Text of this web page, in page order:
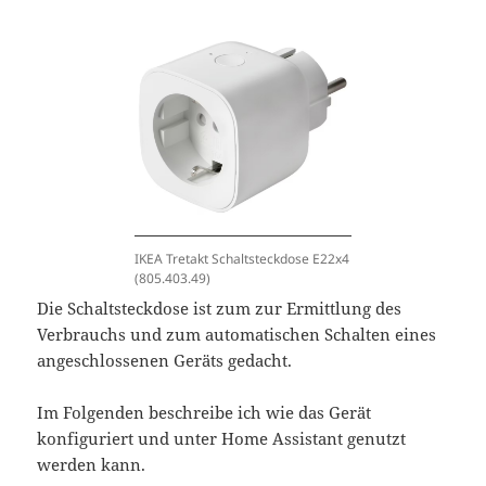
IKEA Tretakt Schaltsteckdose E22x4
(805.403.49)
Die Schaltsteckdose ist zum zur Ermittlung des
Verbrauchs und zum automatischen Schalten eines
angeschlossenen Geräts gedacht.
Im Folgenden beschreibe ich wie das Gerät
konfiguriert und unter Home Assistant genutzt
werden kann.